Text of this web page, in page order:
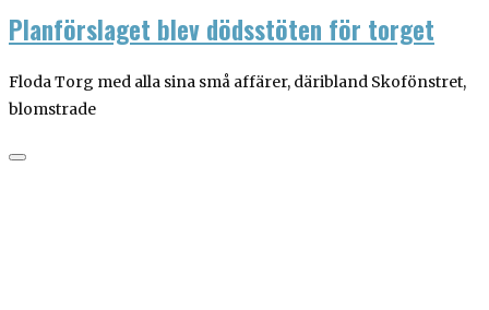
Planförslaget blev dödsstöten för torget
Floda Torg med alla sina små affärer, däribland Skofönstret,
blomstrade